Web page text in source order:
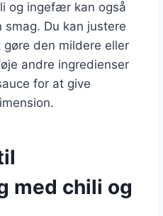
og ingefær kan også
Du kan justere
den mildere eller
andre ingredienser
for at give
med chili og